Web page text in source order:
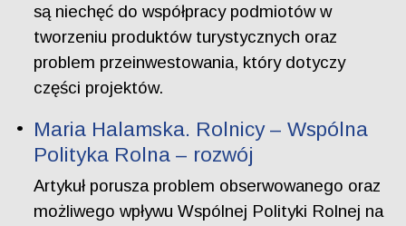
są niechęć do współpracy podmiotów w
tworzeniu produktów turystycznych oraz
problem przeinwestowania, który dotyczy
części projektów.
Maria Halamska. Rolnicy – Wspólna
Polityka Rolna – rozwój
Artykuł porusza problem obserwowanego oraz
możliwego wpływu Wspólnej Polityki Rolnej na